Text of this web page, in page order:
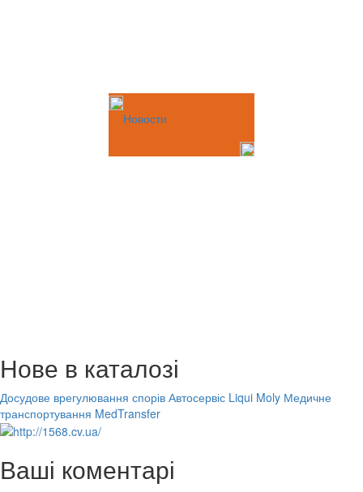
Новости
Нове в каталозі
Досудове врегулювання спорів Автосервіс Liqui Moly Медичне
транспортування MedTransfer
Ваші коментарі